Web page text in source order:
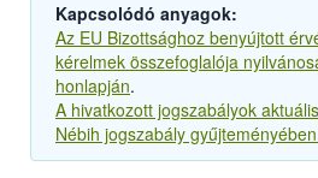
Kapcsolódó anyagok:
Az EU Bizottsághoz benyújtott
kérelmek összefoglalója
honlapján.
A hivatkozott jogszabályok
Nébih jogszabály